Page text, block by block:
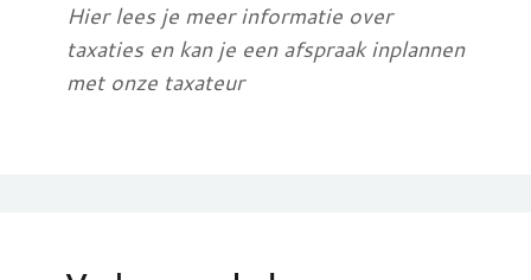
Hier lees je meer informatie over
taxaties en kan je een afspraak inplannen
met onze taxateur